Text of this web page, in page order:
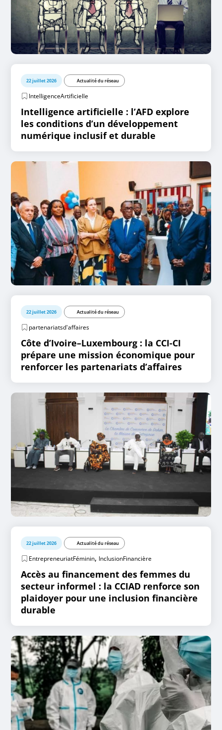
22 juillet 2026 Actualité du réseau
IntelligenceArtificielle
Intelligence artificielle : l’AFD explore
les conditions d’un développement
numérique inclusif et durable
22 juillet 2026 Actualité du réseau
partenariatsd'affaires
Côte d’Ivoire–Luxembourg : la CCI-CI
prépare une mission économique pour
renforcer les partenariats d’affaires
22 juillet 2026 Actualité du réseau
EntrepreneuriatFéminin, InclusionFinancière
Accès au financement des femmes du
secteur informel : la CCIAD renforce son
plaidoyer pour une inclusion financière
durable